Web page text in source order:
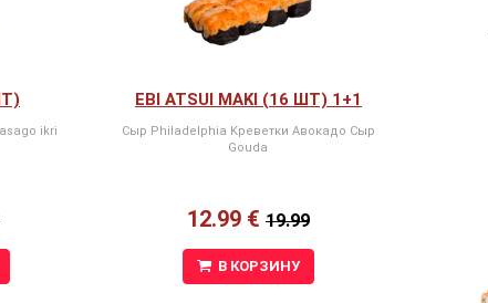
ikri
EBI ATSUI MAKI (16 ШТ) 1+1
Сыр Philadelphia Kреветки Авокадо Сыр
Gouda
12.99 € 19.99
В КОРЗИНУ